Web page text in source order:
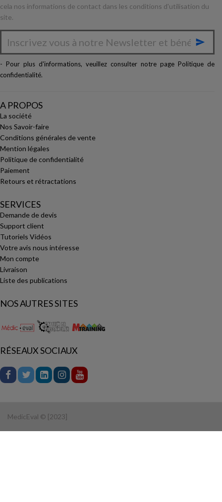
cela nos informations de contact dans les conditions d'utilisation du
site.

- Pour plus d'informations, veuillez consulter notre page Politique de
confidentialité.
A PROPOS
La société
Nos Savoir-faire
Conditions générales de vente
Mention légales
Politique de confidentialité
Paiement
Retours et rétractations
SERVICES
Demande de devis
Support client
Tutoriels Vidéos
Votre avis nous intéresse
Mon compte
Livraison
Liste des publications
NOS AUTRES SITES
RÉSEAUX SOCIAUX
MedicEval © [2023]